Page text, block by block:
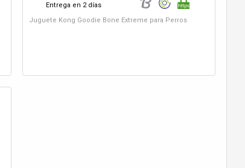
Entrega en 2 días
Juguete Kong Goodie Bone Extreme para Perros